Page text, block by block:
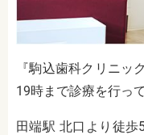
『駒込歯科クリニッ
19時まで診療を行っ
田端駅 北口より徒